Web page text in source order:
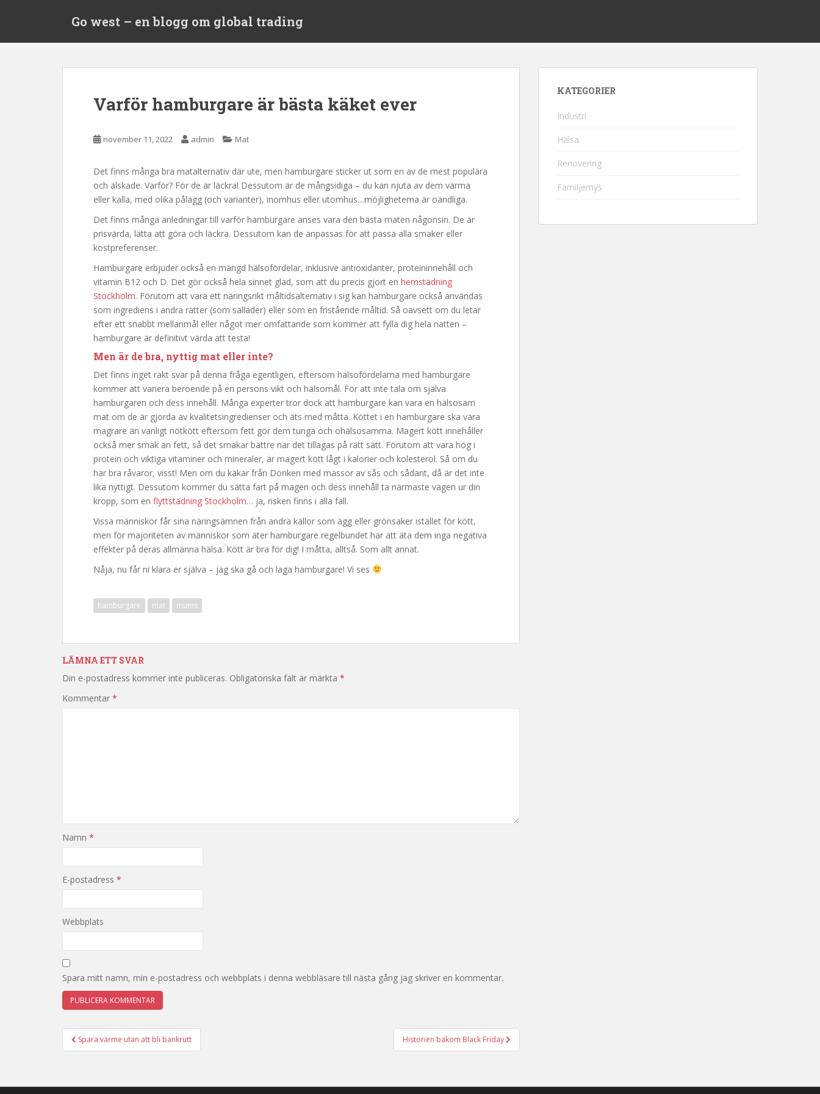
Go west – en blogg om global trading
Varför hamburgare är bästa käket ever
november 11, 2022 admin Mat
Det finns många bra matalternativ där ute, men hamburgare sticker ut som en av de mest populära
och älskade. Varför? För de är läckra! Dessutom är de mångsidiga – du kan njuta av dem varma
eller kalla, med olika pålägg (och varianter), inomhus eller utomhus…möjligheterna är oändliga.
Det finns många anledningar till varför hamburgare anses vara den bästa maten någonsin. De är
prisvärda, lätta att göra och läckra. Dessutom kan de anpassas för att passa alla smaker eller
kostpreferenser.
Hamburgare erbjuder också en mängd hälsofördelar, inklusive antioxidanter, proteininnehåll och
vitamin B12 och D. Det gör också hela sinnet glad, som att du precis gjort en hemstädning
Stockholm. Förutom att vara ett näringsrikt måltidsalternativ i sig kan hamburgare också användas
som ingrediens i andra rätter (som sallader) eller som en fristående måltid. Så oavsett om du letar
efter ett snabbt mellanmål eller något mer omfattande som kommer att fylla dig hela natten –
hamburgare är definitivt värda att testa!
Men är de bra, nyttig mat eller inte?
Det finns inget rakt svar på denna fråga egentligen, eftersom hälsofördelarna med hamburgare
kommer att variera beroende på en persons vikt och hälsomål. För att inte tala om själva
hamburgaren och dess innehåll. Många experter tror dock att hamburgare kan vara en hälsosam
mat om de är gjorda av kvalitetsingredienser och äts med måtta. Köttet i en hamburgare ska vara
magrare än vanligt nötkött eftersom fett gör dem tunga och ohälsosamma. Magert kött innehåller
också mer smak än fett, så det smakar bättre när det tillagas på rätt sätt. Förutom att vara hög i
protein och viktiga vitaminer och mineraler, är magert kött lågt i kalorier och kolesterol. Så om du
har bra råvaror, visst! Men om du käkar från Donken med massor av sås och sådant, då är det inte
lika nyttigt. Dessutom kommer du sätta fart på magen och dess innehåll ta närmaste vägen ur din
kropp, som en flyttstädning Stockholm… ja, risken finns i alla fall.
Vissa människor får sina näringsämnen från andra källor som ägg eller grönsaker istället för kött,
men för majoriteten av människor som äter hamburgare regelbundet har att äta dem inga negativa
effekter på deras allmänna hälsa. Kött är bra för dig! I måtta, alltså. Som allt annat.
Nåja, nu får ni klara er själva – jag ska gå och laga hamburgare! Vi ses
hamburgare mat mums
LÄMNA ETT SVAR
Din e-postadress kommer inte publiceras. Obligatoriska fält är märkta *
Kommentar *
Namn *
E-postadress *
Webbplats
Spara mitt namn, min e-postadress och webbplats i denna webbläsare till nästa gång jag skriver en kommentar.
Inläggsnavigering
Spara värme utan att bli bankrutt Historien bakom Black Friday
KATEGORIER
Industri
Hälsa
Renovering
Familjemys